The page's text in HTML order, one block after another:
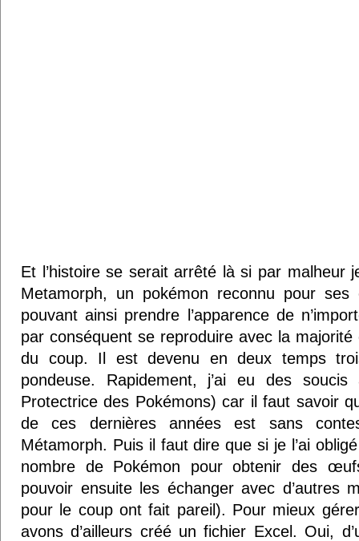
Et l’histoire se serait arrêté là si par malheur
Metamorph, un pokémon reconnu pour
pouvant ainsi prendre l’apparence de
par conséquent se reproduire avec la
du coup. Il est devenu en deux temps
pondeuse. Rapidement, j’ai eu des
Protectrice des Pokémons) car il faut savoir
de ces dernières années est sans
Métamorph. Puis il faut dire que si je l’ai
nombre de Pokémon pour obtenir des
pouvoir ensuite les échanger avec d’autres
pour le coup ont fait pareil). Pour mieux
avons d’ailleurs créé un fichier Excel. Oui,